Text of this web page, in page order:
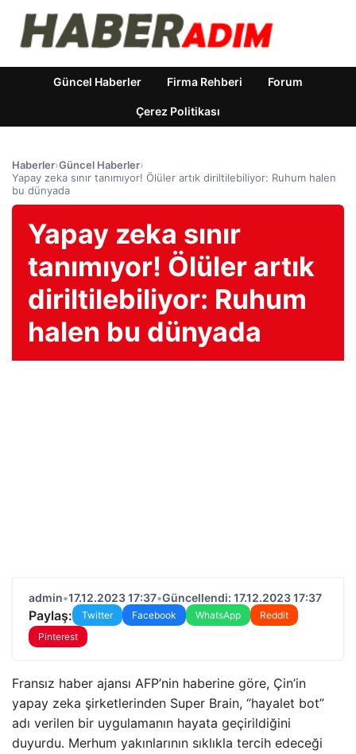
Güncel Haberler Firma Rehberi Forum
Çerez Politikası
Haberler›Güncel Haberler›
Yapay zeka sınır tanımıyor! Ölüler artık diriltilebiliyor: Ruhum halen
bu dünyada
Yapay zeka sınır
tanımıyor! Ölüler artık
diriltilebiliyor: Ruhum
halen bu dünyada
admin•17.12.2023 17:37•Güncellendi: 17.12.2023 17:37
Paylaş: Twitter Facebook WhatsApp
Reddit
Pinterest
Fransız haber ajansı AFP’nin haberine göre, Çin’in
yapay zeka şirketlerinden Super Brain, “hayalet bot”
adı verilen bir uygulamanın hayata geçirildiğini
duyurdu. Merhum yakınlarının sıklıkla tercih edeceği